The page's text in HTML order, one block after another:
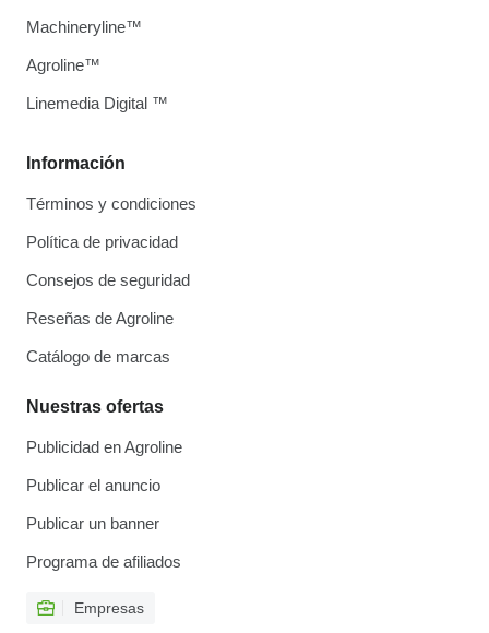
Información
Términos y condiciones
Política de privacidad
Consejos de seguridad
Reseñas de Agroline
Catálogo de marcas
Nuestras ofertas
Publicidad en Agroline
Publicar el anuncio
Publicar un banner
Programa de afiliados
Empresas
Machineryline™
Agroline™
Linemedia Digital ™